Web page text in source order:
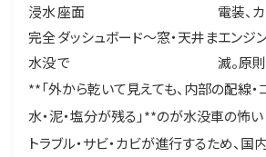
浸水座面
電装、
完全
水没
ダッシュボード〜窓・天井ま
で
エンジ
滅。原
**「外から乾いて見えても、内部の配線・
水・泥・塩分が残る」**のが水没車の怖
トラブル・サビ・カビが進行するため、